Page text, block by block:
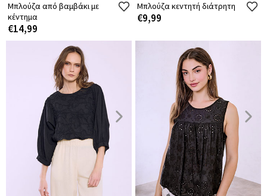
Μπλούζα από βαμβάκι με
κέντημα
€14,99
Μπλούζα κεντητή διάτρητη
€9,99